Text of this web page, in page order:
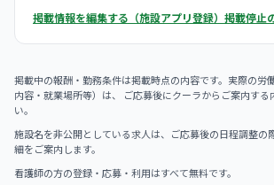
掲載情報を編集する（施設アプリ登録） 掲載停止
掲載中の報酬・勤務条件は掲載時点の内容です。実際の労
内容・就業場所等）は、 ご応募後にクーラからご案内す
い。
施設名を非公開としている求人は、ご応募後の日程調整の
細をご案内します。
看護師の方の登録・応募・利用はすべて無料です。